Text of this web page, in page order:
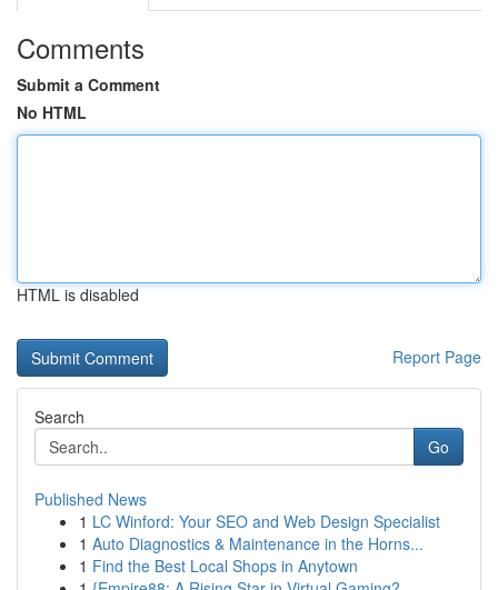
Comments
Submit a Comment
No HTML
HTML is disabled
Report Page
Search
Go
Published News
1 LC Winford: Your SEO and Web Design Specialist
1 Auto Diagnostics & Maintenance in the Horns...
1 Find the Best Local Shops in Anytown